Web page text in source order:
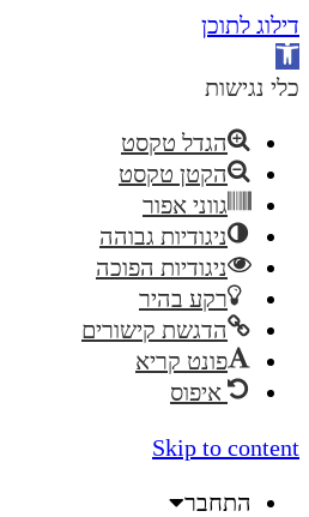
דילוג לתוכן
פתח
סרגל
כלי נגישות
הגדל טקסט
הקטן טקסט
גווני אפור
ניגודיות גבוהה
ניגודיות הפוכה
רקע בהיר
הדגשת קישורים
פונט קריא
איפוס
Skip to content
התחבר